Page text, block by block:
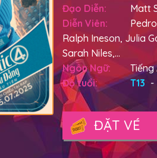
Đạo Diễn:
Matt
Diễn Viên:
Ralph Ineson, Julia
Sarah Niles,...
Ngôn Ngữ:
Tiếng
Độ tuổi:
T13 -
ĐẶT VÉ